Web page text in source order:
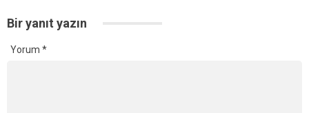
Bir yanıt yazın
Yorum *